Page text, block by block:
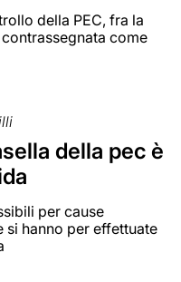
della PEC, fra la
come
della pec è
per cause
si hanno per effettuate